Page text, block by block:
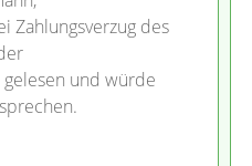
Zahlungsverzug des
und würde